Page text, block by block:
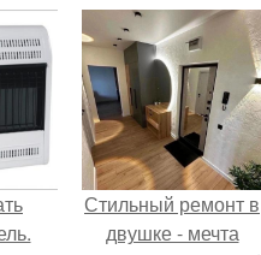
Стильный ремонт в
двушке - мечта